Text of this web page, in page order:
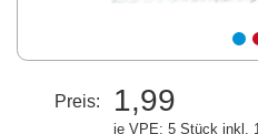
Preis: 1,99
je VPE: 5 Stück inkl.